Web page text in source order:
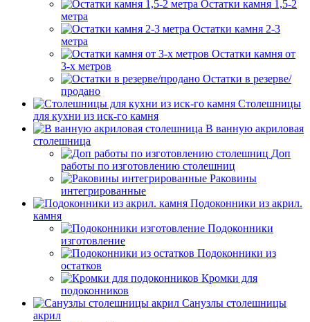
Остатки камня 1,5-2
метра
Остатки камня 2-3
метра
Остатки камня от
3-х метров
Остатки в резерве/
продано
Столешницы
для кухни из иск-го камня
В ванную акриловая
столешница
Доп
работы по изготовлению столешниц
Раковины
интегрированные
Подоконники из акрил.
камня
Подоконники
изготовление
Подоконники из
остатков
Кромки для
подоконников
Санузлы столешницы
акрил